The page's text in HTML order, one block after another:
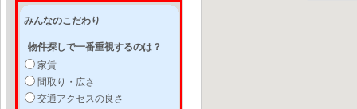
みんなのこだわり
物件探しで一番重視するのは？
家賃
間取り・広さ
交通アクセスの良さ